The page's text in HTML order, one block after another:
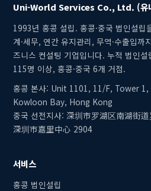
Uni-World Services Co., Ltd. (유
1993년 홍콩 설립. 홍콩·중국 법인설립
계·세무, 연간 유지관리, 무역·수출입까
즈니스 컨설팅 기업입니다. 누적 법인
115명 이상, 홍콩·중국 6개 거점.
홍콩 본사: Unit 1101, 11/F, Tower
Kowloon Bay, Hong Kong
중국 선전지사: 深圳市罗湖区南湖街
深圳市嘉里中心 2904
서비스
홍콩 법인설립